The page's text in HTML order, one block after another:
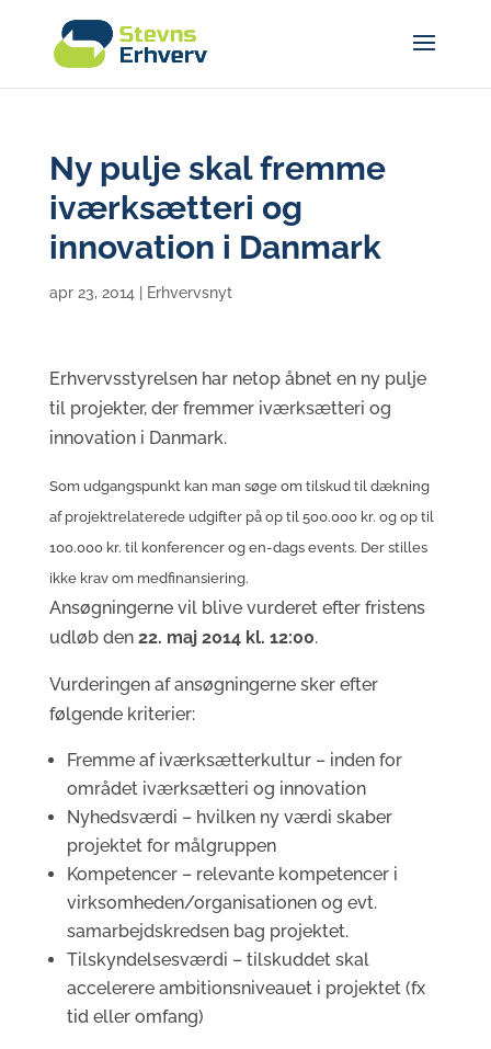
Ny pulje skal fremme
iværksætteri og
innovation i Danmark
apr 23, 2014 Erhvervsnyt
Erhvervsstyrelsen har netop åbnet en ny pulje
til projekter, der fremmer iværksætteri og
innovation i Danmark.
Som udgangspunkt kan man søge om tilskud til dækning
af projektrelaterede udgifter på op til 500.000 kr. og op til
100.000 kr. til konferencer og en-dags events. Der stilles
ikke krav om medfinansiering.
Ansøgningerne vil blive vurderet efter fristens
udløb den 22. maj 2014 kl. 12:00.
Vurderingen af ansøgningerne sker efter
følgende kriterier:
Fremme af iværksætterkultur – inden for
området iværksætteri og innovation
Nyhedsværdi – hvilken ny værdi skaber
projektet for målgruppen
Kompetencer – relevante kompetencer i
virksomheden/organisationen og evt.
samarbejdskredsen bag projektet.
Tilskyndelsesværdi – tilskuddet skal
accelerere ambitionsniveauet i projektet (fx
tid eller omfang)